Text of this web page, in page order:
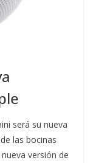
será su nueva
las bocinas
versión de